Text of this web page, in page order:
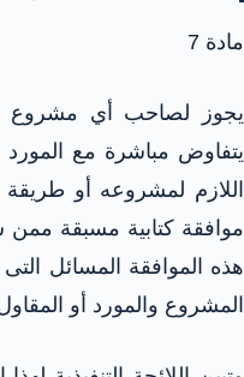
مادة 7
يجوز لصاحب أي مشروع
يتفاوض مباشرة مع
اللازم لمشروعه أو
موافقة كتابية مسبقة ممن
هذه الموافقة المسائل
المشروع والمورد أو